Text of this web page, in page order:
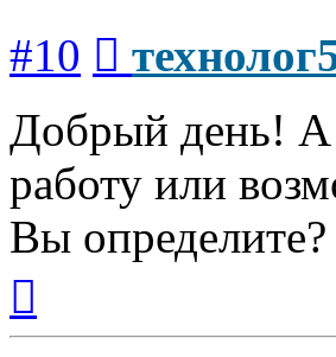
#10
Добрый день! А
работу или
Вы определите?
началу